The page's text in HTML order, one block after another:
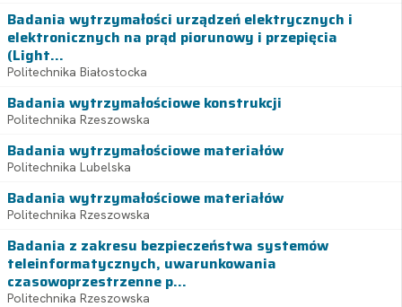
Badania wytrzymałości urządzeń elektrycznych i
elektronicznych na prąd piorunowy i przepięcia
(Light...
Politechnika Białostocka
Badania wytrzymałościowe konstrukcji
Politechnika Rzeszowska
Badania wytrzymałościowe materiałów
Politechnika Lubelska
Badania wytrzymałościowe materiałów
Politechnika Rzeszowska
Badania z zakresu bezpieczeństwa systemów
teleinformatycznych, uwarunkowania
czasowoprzestrzenne p...
Politechnika Rzeszowska